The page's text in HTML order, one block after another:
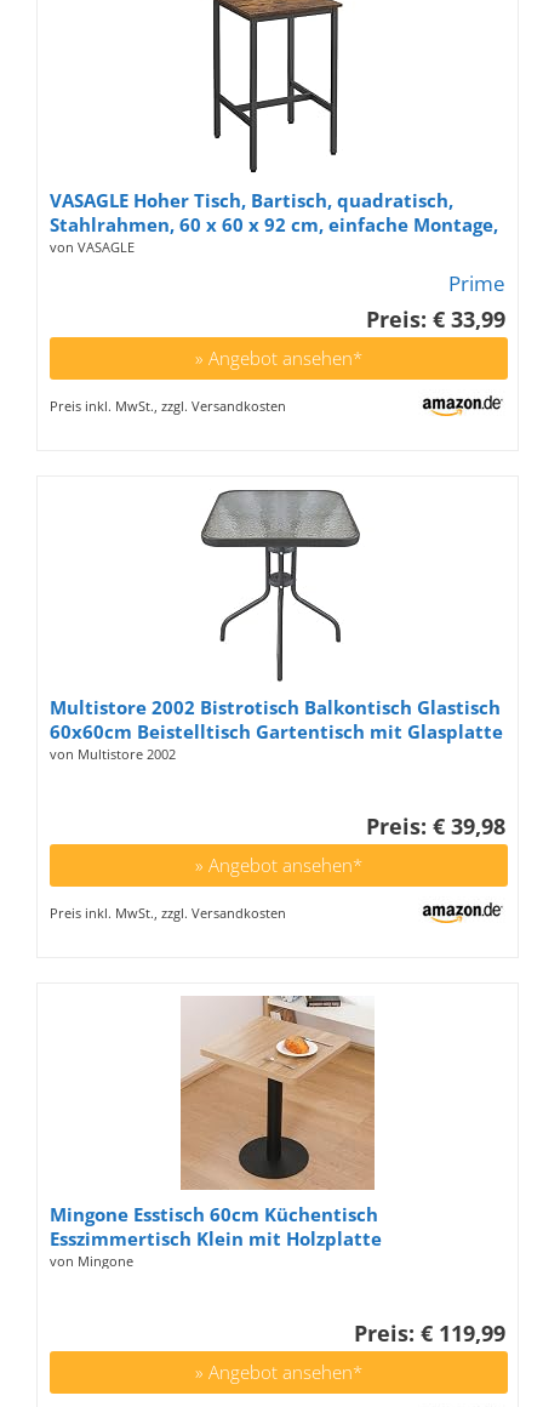
VASAGLE Hoher Tisch, Bartisch, quadratisch,
Stahlrahmen, 60 x 60 x 92 cm, einfache Montage,
für Küche, Wohnzimmer, Industriestil, rustikales
von VASAGLE
Prime
Preis: € 33,99
» Angebot ansehen*
Preis inkl. MwSt., zzgl. Versandkosten
Multistore 2002 Bistrotisch Balkontisch Glastisch
60x60cm Beistelltisch Gartentisch mit Glasplatte
- Anthrazit
von Multistore 2002
Preis: € 39,98
» Angebot ansehen*
Preis inkl. MwSt., zzgl. Versandkosten
Mingone Esstisch 60cm Küchentisch
Esszimmertisch Klein mit Holzplatte
Quadratischer Tisch Eiche-Optik mit Metallbein
von Mingone
Preis: € 119,99
» Angebot ansehen*